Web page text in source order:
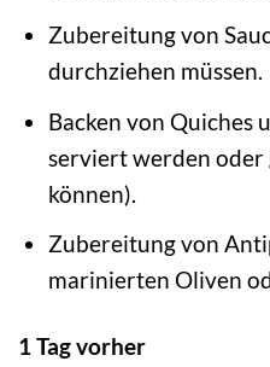
Zubereitung von
durchziehen müssen.
Backen von Quiches
serviert werden
können).
Zubereitung von
marinierten Oliven
1 Tag vorher